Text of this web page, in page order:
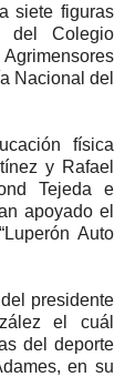
siete figuras
Colegio
Nacional del
física
y Rafael
Tejeda e
apoyado el
Auto
presidente
el cuál
del deporte
en su